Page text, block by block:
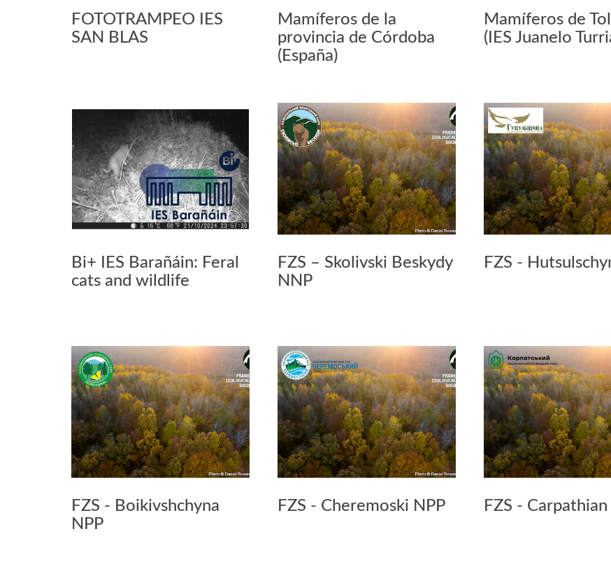
FOTOTRAMPEO IES
SAN BLAS
Mamíferos de la
provincia de Córdoba
(España)
Mamíferos de
(IES Juanelo
Bi+ IES Barañáin: Feral
cats and wildlife
FZS – Skolivski Beskydy
NNP
FZS -
FZS - Boikivshchyna
NPP
FZS - Cheremoski NPP FZS - Carpathian